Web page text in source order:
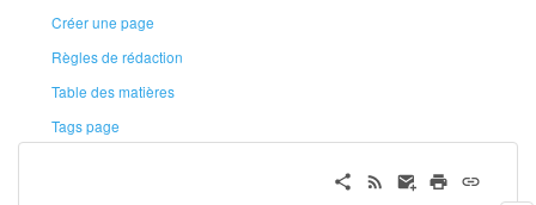
Créer une page
Règles de rédaction
Table des matières
Tags page